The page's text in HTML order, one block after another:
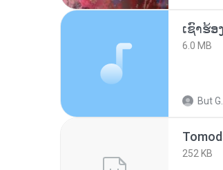
6.0 MB
But G.
252 KB